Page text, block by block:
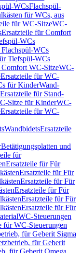
WCsFlachspül-
für WCs, aus
für WC-SitzeWC-
Ersatzteile für Comfort
WCs
WCs
Tiefspül-WCs
Comfort WC-SitzeWC-
Ersatzteile für WC-
für KinderWand-
Ersatzteile für Stand-
Sitze für KinderWC-
Ersatzteile für WC-
WandbidetsErsatzteile
Betätigungsplatten und
für
Ersatzteile für Für
Ersatzteile für Für
Ersatzteile für Für
Ersatzteile für Für
Ersatzteile für Für
Ersatzteile für Für
WC-Steuerungen
für WC-Steuerungen
für Geberit Sigma
für Geberit
für Geberit Omega